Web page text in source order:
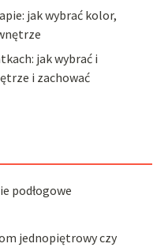
jak wybrać kolor,
jak wybrać i
i zachować
podłogowe
jednopiętrowy czy